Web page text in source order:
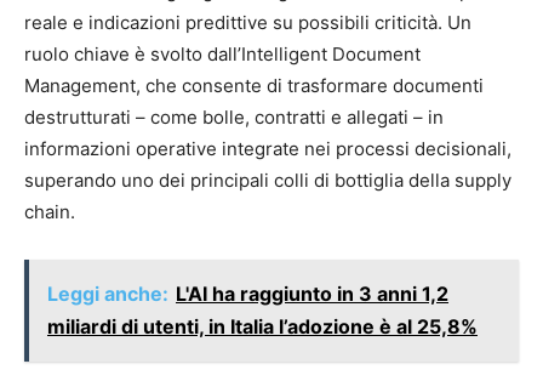
reale e indicazioni predittive su possibili criticità. Un
ruolo chiave è svolto dall’Intelligent Document
Management, che consente di trasformare documenti
destrutturati – come bolle, contratti e allegati – in
informazioni operative integrate nei processi decisionali,
superando uno dei principali colli di bottiglia della supply
chain.
Leggi anche: L'AI ha raggiunto in 3 anni 1,2
miliardi di utenti, in Italia l’adozione è al 25,8%